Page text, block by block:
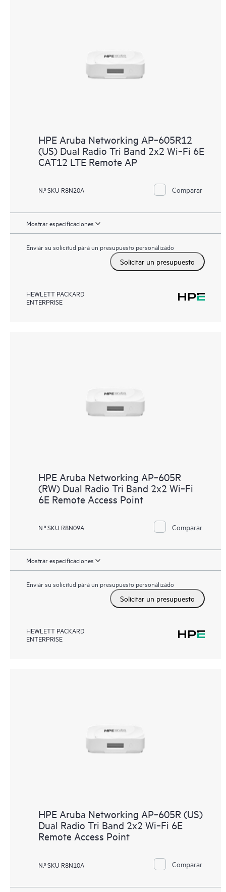
HPE Aruba Networking AP‑605R12
(US) Dual Radio Tri Band 2x2 Wi‑Fi 6E
CAT12 LTE Remote AP
N.º SKU R8N20A Comparar
Mostrar especificaciones
Enviar su solicitud para un presupuesto personalizado
Solicitar un presupuesto
HEWLETT PACKARD
ENTERPRISE
HPE Aruba Networking AP‑605R
(RW) Dual Radio Tri Band 2x2 Wi‑Fi
6E Remote Access Point
N.º SKU R8N09A Comparar
Mostrar especificaciones
Enviar su solicitud para un presupuesto personalizado
Solicitar un presupuesto
HEWLETT PACKARD
ENTERPRISE
HPE Aruba Networking AP‑605R (US)
Dual Radio Tri Band 2x2 Wi‑Fi 6E
Remote Access Point
N.º SKU R8N10A Comparar